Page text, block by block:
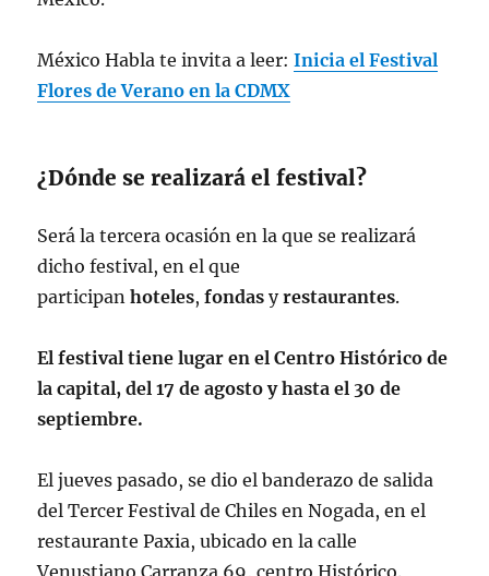
México Habla te invita a leer:Inicia el Festival
Flores de Verano en la CDMX
¿Dónde se realizará el festival?
Será la tercera ocasión en la que se realizará
dicho festival, en el que
participanhoteles,fondas yrestaurantes.
El festival tiene lugar en el Centro Histórico de
la capital, del 17 de agosto y hasta el 30 de
septiembre.
El jueves pasado, se dio el banderazo de salida
del Tercer Festival de Chiles en Nogada, en el
restaurante Paxia, ubicado en la calle